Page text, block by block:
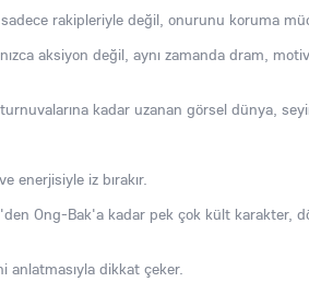
rakipleriyle değil, onurunu koruma
aksiyon değil, aynı zamanda dram,
kadar uzanan görsel dünya,
enerjisiyle iz bırakır.
Ong-Bak'a kadar pek çok kült karakter,
anlatmasıyla dikkat çeker.